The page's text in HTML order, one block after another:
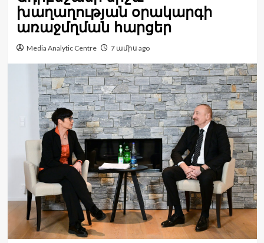
խաղաղության օրակարգի
առաջմղման հարցեր
Media Analytic Centre 7 ամիս ago